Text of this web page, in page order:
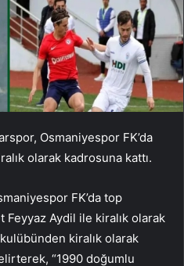
Osmaniyespor FK’da
olarak kadrosuna kattı.
FK’da top
Feyyaz Aydil ile kiralık olarak
kiralık olarak
“1990 doğumlu